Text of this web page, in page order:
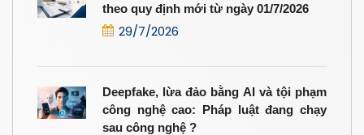
theo quy định mới từ ngày 01/7/2026
29/7/2026
Deepfake, lừa đảo bằng AI và tội phạm
công nghệ cao: Pháp luật đang chạy
sau công nghệ ?